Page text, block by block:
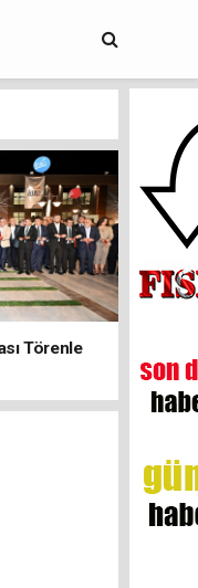
Törenle